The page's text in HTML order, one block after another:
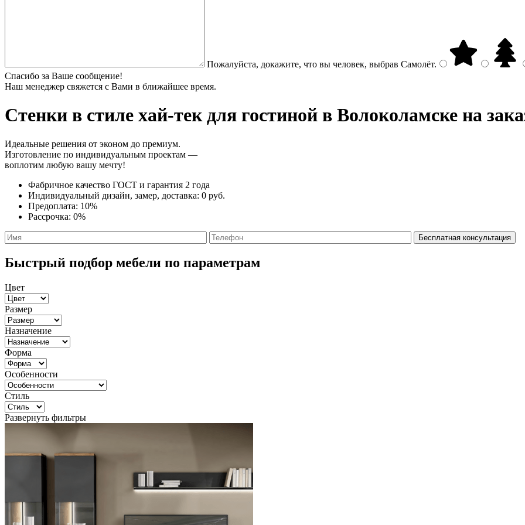
Пожалуйста, докажите, что вы человек, выбрав Самолёт.
Спасибо за Ваше сообщение!
Наш менеджер свяжется с Вами в ближайшее время.
Стенки в стиле хай-тек для гостиной в Волоколамске на
Идеальные решения от эконом до премиум.
Изготовление по индивидуальным проектам —
воплотим любую вашу мечту!
Фабричное качество ГОСТ и гарантия 2 года
Индивидуальный дизайн, замер, доставка: 0 руб.
Предоплата: 10%
Рассрочка: 0%
Быстрый подбор мебели по параметрам
Цвет
Размер
Назначение
Форма
Особенности
Стиль
Развернуть фильтры